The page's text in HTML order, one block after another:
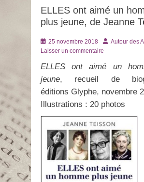
ELLES ont aimé un
plus jeune, de Jeanne
Posté
le
25 novembre 2018 AuteurAutour des
Laisser un commentaire
ELLES ont aimé un
jeune, recueil de
éditions Glyphe, novembre
Illustrations : 20 photos